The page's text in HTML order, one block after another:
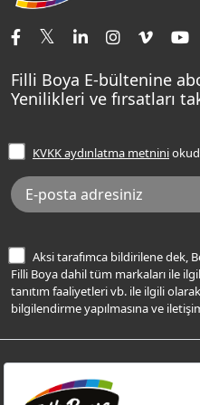
Tavan Boyaları
Ev Bakım ve Hobi Boyaları
Yatak Odası Renkleri
Sentomaxx Sentetik Boya
Sentomaxx İpeksi Mat
Momento Life
Şampanya Rengi
Açık Mavi Rengi
Frezya Rengi
İletişim Bilgilerimiz
Renk Danışma
Filli Ustam
Sıkça Sorulan Sorular
Ücretsiz Yalıtım Keşif
Bilgi Toplumu Hizmetleri
İnternet Sitesi Kullanım
KVKK Talep Formu
KVKK Aydınlatma Metni
Filli Boya E-bültenine
Yenilikleri ve fırsatları
KVKK aydınlatma metnini
Aksi tarafımca bildirilene dek,
Filli Boya dahil tüm markaları ile
tanıtım faaliyetleri vb. ile ilgili
bilgilendirme yapılmasına ve